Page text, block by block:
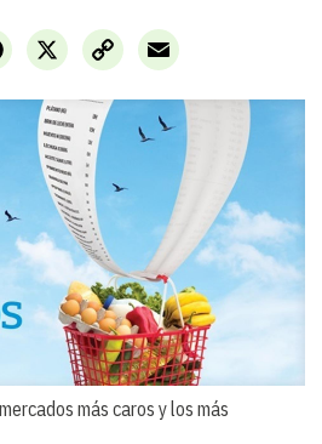
X
Facebook
Copy
Link
Email
más caros y los más